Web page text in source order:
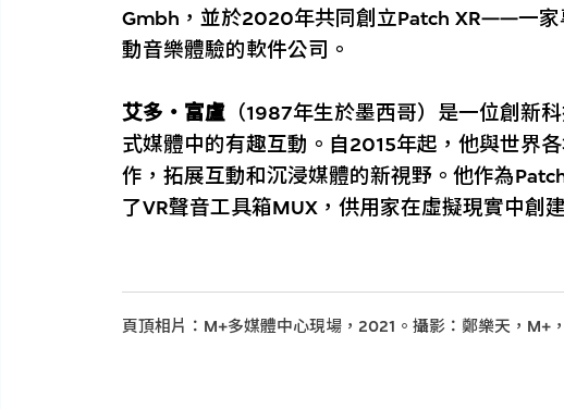
Gmbh，並於2020年共同創立Patch XR——一家
動音樂體驗的軟件公司。
艾多・富盧 （1987年生於墨西哥）是一位創新
式媒體中的有趣互動。自2015年起，他與世界
作，拓展互動和沉浸媒體的新視野。他作為
了VR聲音工具箱MUX，供用家在虛擬現實中創
頁頂相片：M+多媒體中心現場，2021。攝影：鄭樂天，M+